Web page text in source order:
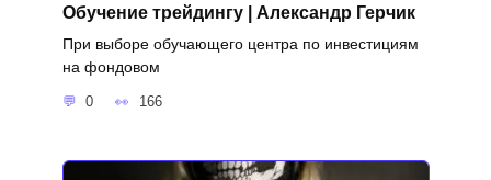
Обучение трейдингу | Александр Герчик
При выборе обучающего центра по инвестициям
на фондовом
0 166